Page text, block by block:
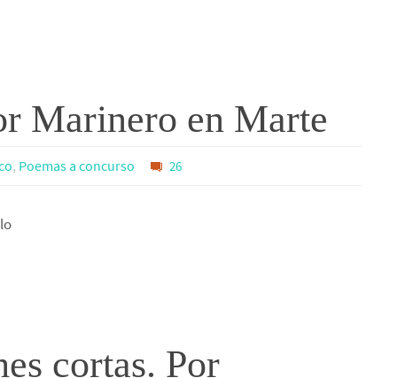
Marinero en Marte
, Poemas a concurso 26
cortas. Por